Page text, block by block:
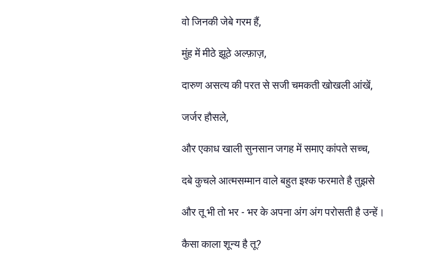
वो जिनकी जेबे गरम हैं,
मुंह में मीठे झूठे अल्फ़ाज़,
दारुण असत्य की परत से सजी चमकती खोखली आंखें,
जर्जर हौसले,
और एकाध खाली सुनसान जगह में समाए कांपते सच्च,
दबे कुचले आत्मसम्मान वाले बहुत इश्क फरमाते है तुझसे
और तू भी तो भर - भर के अपना अंग अंग परोसती है उन्हें।
कैसा काला शून्य है तू?